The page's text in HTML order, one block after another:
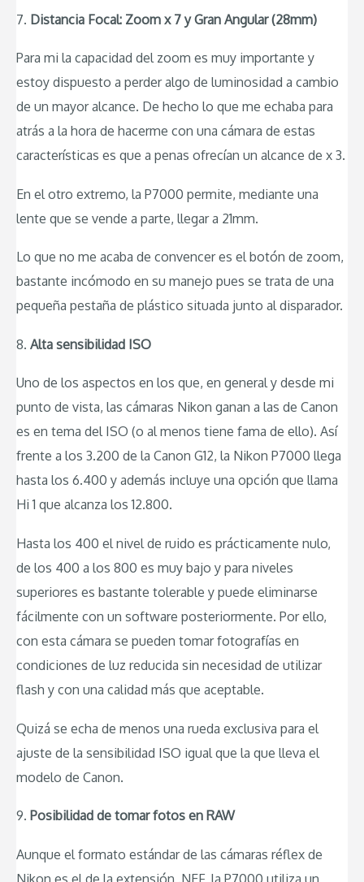
7. Distancia Focal: Zoom x 7 y Gran Angular (28mm)
Para mi la capacidad del zoom es muy importante y
estoy dispuesto a perder algo de luminosidad a cambio
de un mayor alcance. De hecho lo que me echaba para
atrás a la hora de hacerme con una cámara de estas
características es que a penas ofrecían un alcance de x 3.
En el otro extremo, la P7000 permite, mediante una
lente que se vende a parte, llegar a 21mm.
Lo que no me acaba de convencer es el botón de zoom,
bastante incómodo en su manejo pues se trata de una
pequeña pestaña de plástico situada junto al disparador.
8. Alta sensibilidad ISO
Uno de los aspectos en los que, en general y desde mi
punto de vista, las cámaras Nikon ganan a las de Canon
es en tema del ISO (o al menos tiene fama de ello). Así
frente a los 3.200 de la Canon G12, la Nikon P7000 llega
hasta los 6.400 y además incluye una opción que llama
Hi 1 que alcanza los 12.800.
Hasta los 400 el nivel de ruido es prácticamente nulo,
de los 400 a los 800 es muy bajo y para niveles
superiores es bastante tolerable y puede eliminarse
fácilmente con un software posteriormente. Por ello,
con esta cámara se pueden tomar fotografías en
condiciones de luz reducida sin necesidad de utilizar
flash y con una calidad más que aceptable.
Quizá se echa de menos una rueda exclusiva para el
ajuste de la sensibilidad ISO igual que la que lleva el
modelo de Canon.
9. Posibilidad de tomar fotos en RAW
Aunque el formato estándar de las cámaras réflex de
Nikon es el de la extensión .NEF, la P7000 utiliza un